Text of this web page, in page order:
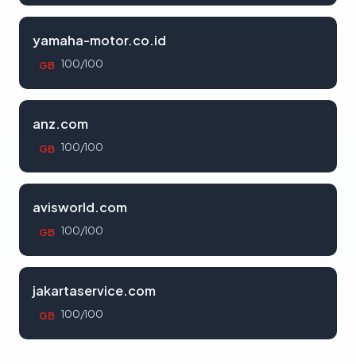
yamaha-motor.co.id
GB 100/100
anz.com
GB 100/100
avisworld.com
GB 100/100
jakartaservice.com
GB 100/100